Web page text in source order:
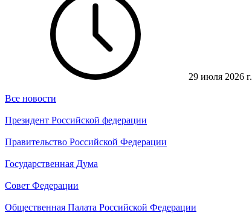
29 июля 2026 г.
Все новости
Президент Российской федерации
Правительство Российской Федерации
Государственная Дума
Совет Федерации
Общественная Палата Российской Федерации